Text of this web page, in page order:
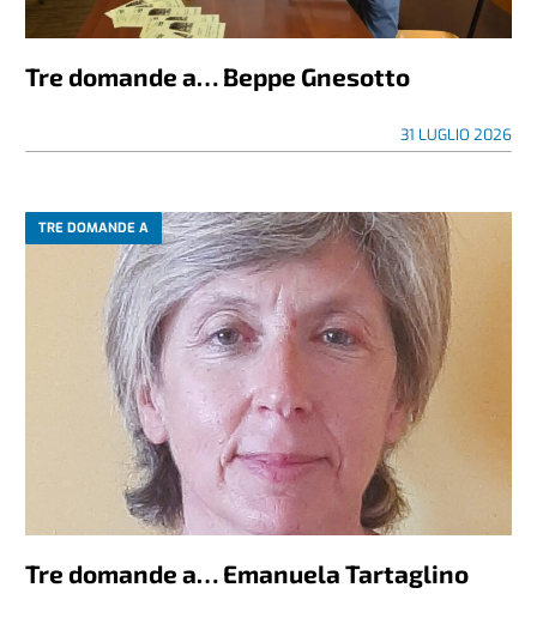
Tre domande a… Beppe Gnesotto
31 LUGLIO 2026
TRE DOMANDE A
Tre domande a… Emanuela Tartaglino